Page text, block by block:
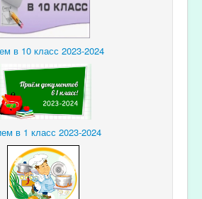
в 10 класс 2023-2024
в 1 класс 2023-2024